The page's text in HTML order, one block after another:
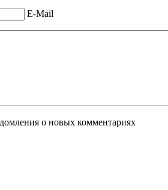
E-Mail
о новых комментариях